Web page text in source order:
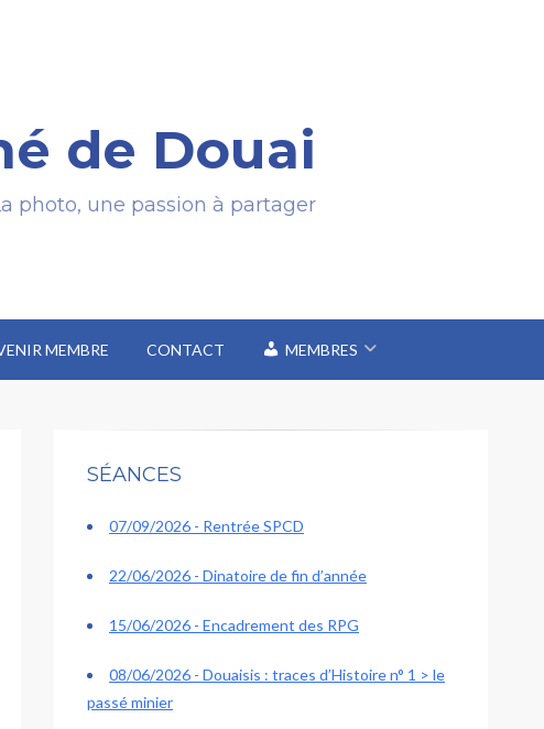
de Douai
photo, une passion à partager
MEMBRE CONTACT MEMBRES
SÉANCES
07/09/2026 - Rentrée SPCD
22/06/2026 - Dinatoire de fin d’année
15/06/2026 - Encadrement des RPG
08/06/2026 - Douaisis : traces d’Histoire n° 1 > le
passé minier